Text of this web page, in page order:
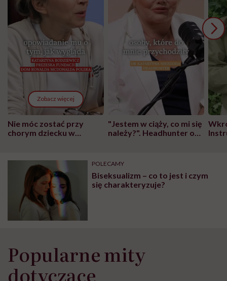
Zobacz więcej
Nie móc zostać przy
chorym dziecku w
może chyba tylko
głupota i brak
wyobraźni"
"Jestem w ciąży, co mi się
należy?". Headhunter o
pracy
POLECAMY
Biseksualizm – co to jest i czym
się charakteryzuje?
Popularne mity
dotyczące